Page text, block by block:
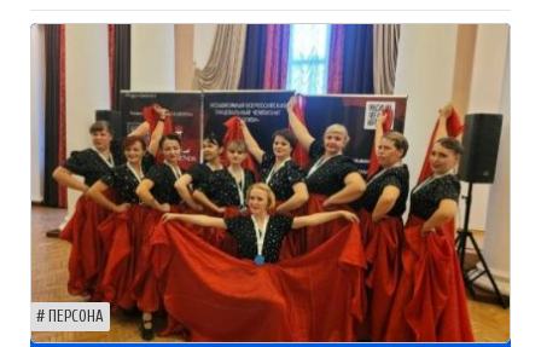
ПЕРСОНА